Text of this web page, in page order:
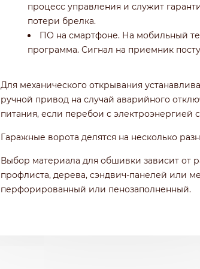
процесс управления и служит
потери брелка.
ПО на смартфоне. На мобильный
программа. Сигнал на приемник
Для механического открывания
ручной привод на случай аварийного
питания, если перебои с электроэнергией
Гаражные ворота делятся на несколько
Выбор материала для обшивки зависит от
профлиста, дерева, сэндвич-панелей или
перфорированный или пенозаполненный.